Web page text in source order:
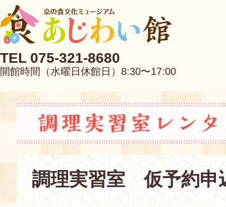
TEL 075-321-8680
開館時間（水曜日休館日）8:30〜17:00
EN 中文
調理実習室 仮予約申